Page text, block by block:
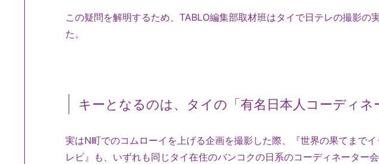
この疑問を解明するため、TABLO編集部取材班はタイで日テレの撮影の
た。
キーとなるのは、タイの「有名日本人コーディネ
実はN町でのコムローイを上げる企画を撮影した際、『世界の果てまで
レビ』も、いずれも同じタイ在住のバンコクの日系のコーディネーター